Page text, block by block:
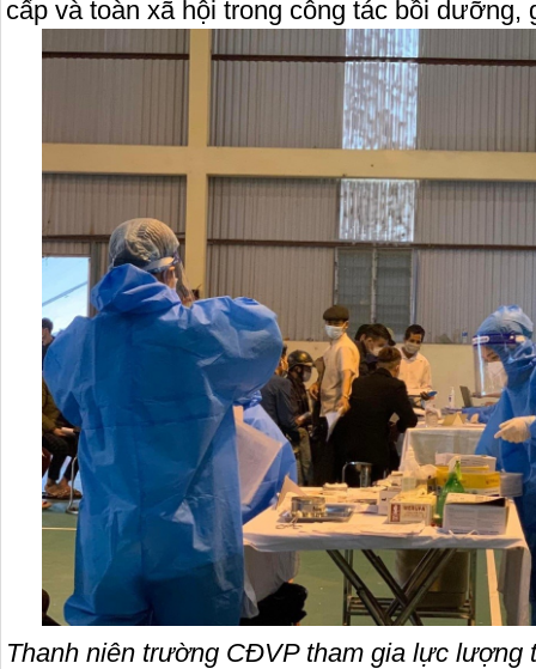
cấp và toàn xã hội trong công tác bồi dưỡng,
Thanh niên trường CĐVP tham gia lực lượng